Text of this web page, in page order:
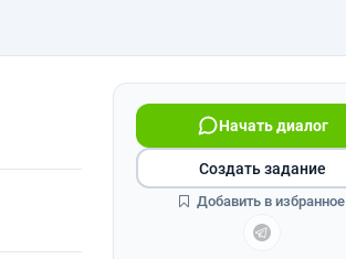
Начать диалог
Создать задание
Добавить в избранное